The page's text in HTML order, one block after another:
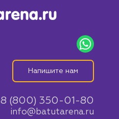
Напишите нам
8 (800) 350-01-80
info@batutarena.ru